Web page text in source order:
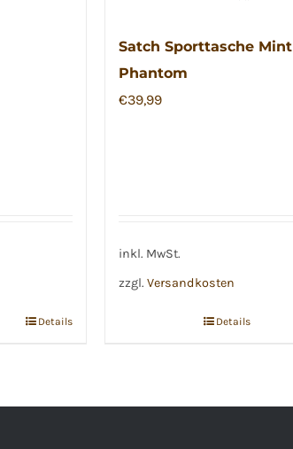
Details
Satch Sporttasche Mint
Phantom
€39,99
inkl. MwSt.
zzgl. Versandkosten
Details